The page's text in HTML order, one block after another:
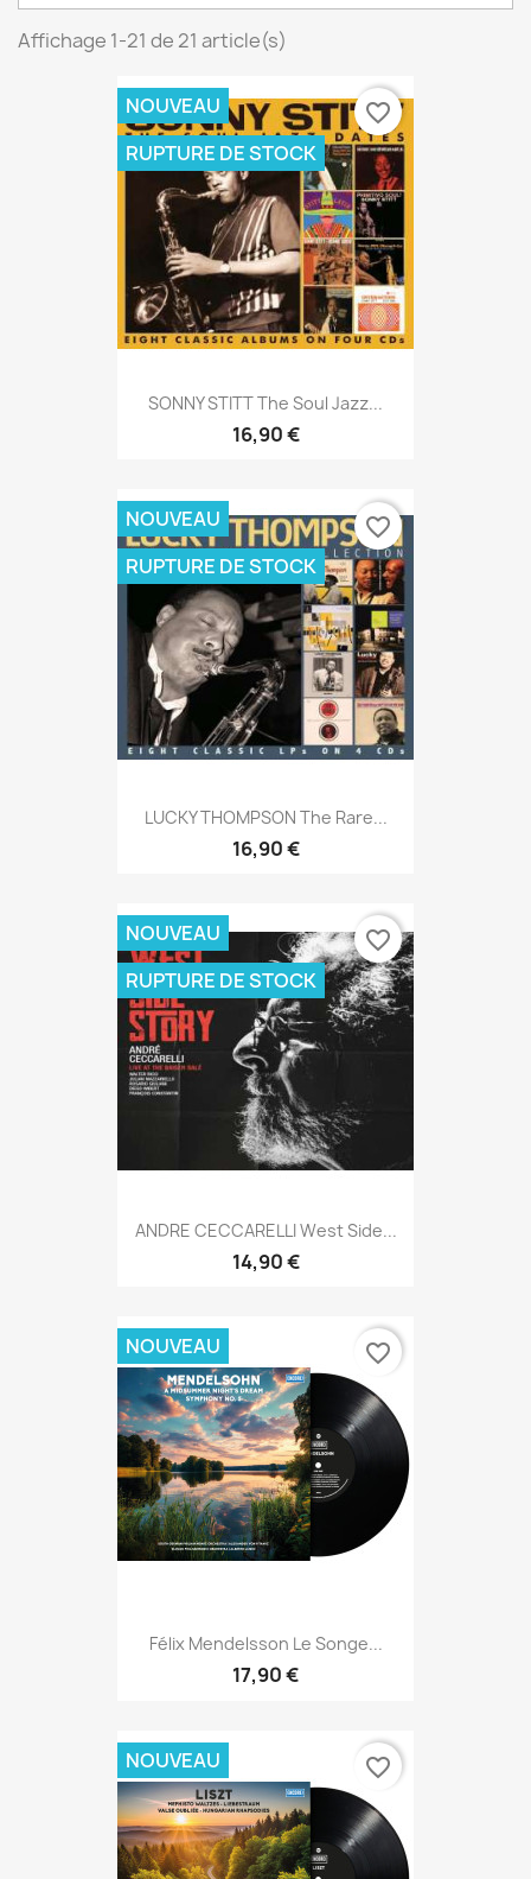
Affichage 1-21 de 21 article(s)
SONNY STITT The Soul Jazz...
16,90 €
NOUVEAU
RUPTURE DE STOCK
favorite_border
LUCKY THOMPSON The Rare...
16,90 €
NOUVEAU
RUPTURE DE STOCK
favorite_border
ANDRE CECCARELLI West Side...
14,90 €
NOUVEAU
RUPTURE DE STOCK
favorite_border
Félix Mendelsson Le Songe...
17,90 €
NOUVEAU favorite_border
NOUVEAU favorite_border